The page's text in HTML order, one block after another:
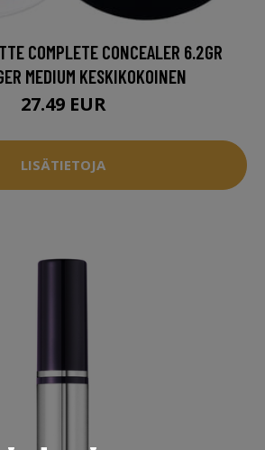
COMPLETE CONCEALER 6.2GR
MEDIUM KESKIKOKOINEN
27.49 EUR
LISÄTIETOJA